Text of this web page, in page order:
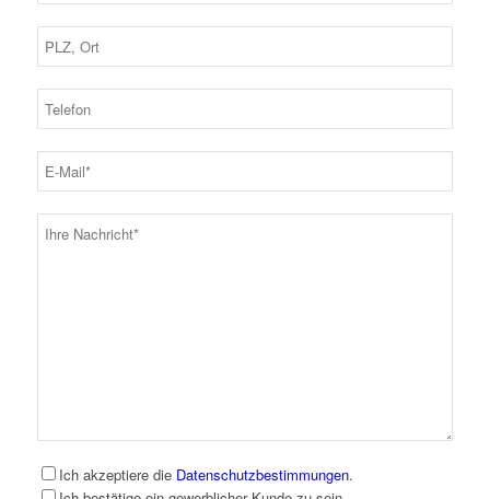
Ich akzeptiere die Datenschutzbestimmungen.